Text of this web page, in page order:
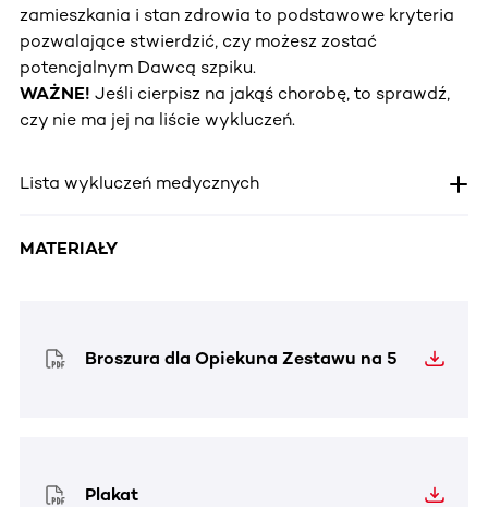
zamieszkania i stan zdrowia to podstawowe kryteria
pozwalające stwierdzić, czy możesz zostać
potencjalnym Dawcą szpiku.
WAŻNE! Jeśli cierpisz na jakąś chorobę, to sprawdź,
czy nie ma jej na liście wykluczeń.
Lista wykluczeń medycznych
MATERIAŁY
Broszura dla Opiekuna Zestawu na 5
Plakat